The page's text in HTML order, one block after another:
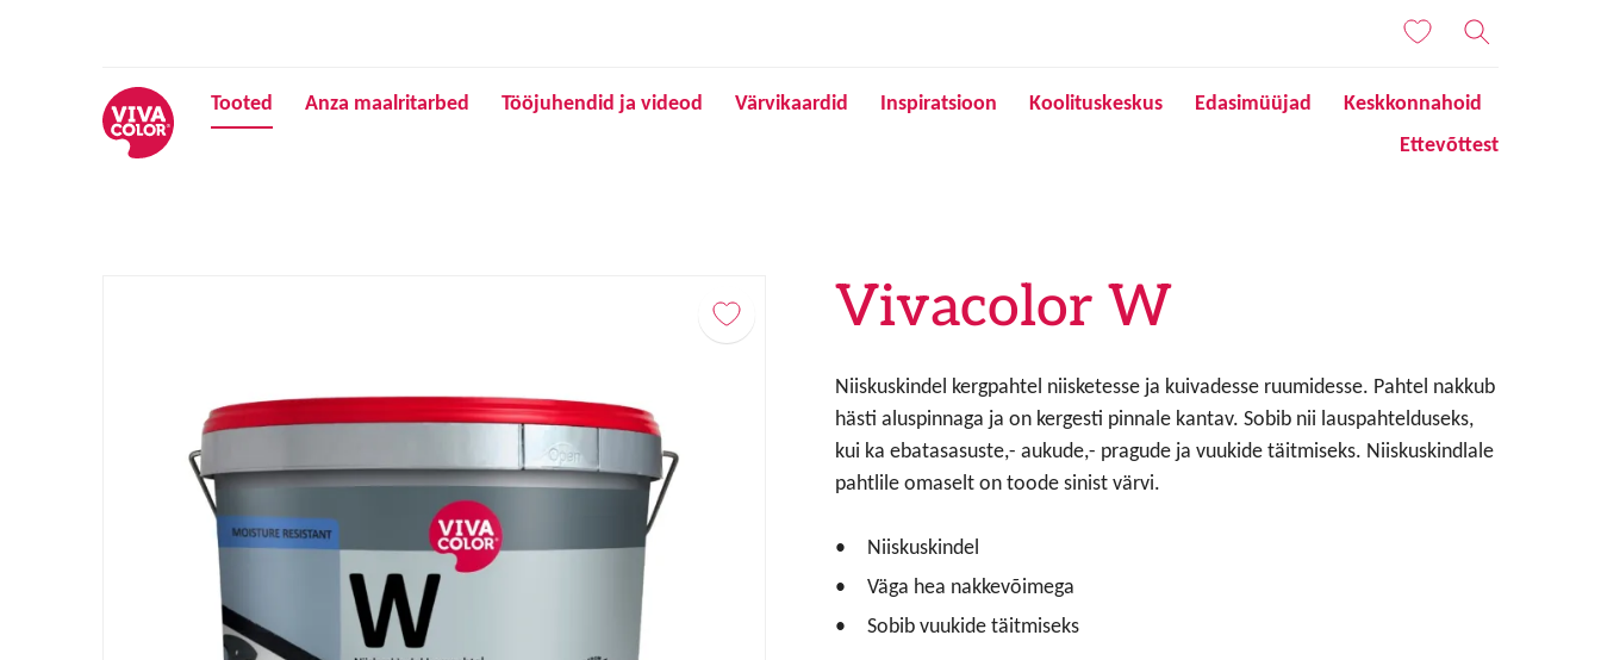
Tooted Anza maalritarbed Tööjuhendid ja videod Värvikaardid Inspiratsioon Koolituskeskus Edasimüüjad
Keskkonnahoid
Ettevõttest
Vivacolor W
Niiskuskindel kergpahtel niisketesse ja kuivadesse ruumidesse. Pahtel nakkub
hästi aluspinnaga ja on kergesti pinnale kantav. Sobib nii lauspahtelduseks,
kui ka ebatasasuste,- aukude,- pragude ja vuukide täitmiseks. Niiskuskindlale
pahtlile omaselt on toode sinist värvi.
Niiskuskindel
Väga hea nakkevõimega
Sobib vuukide täitmiseks